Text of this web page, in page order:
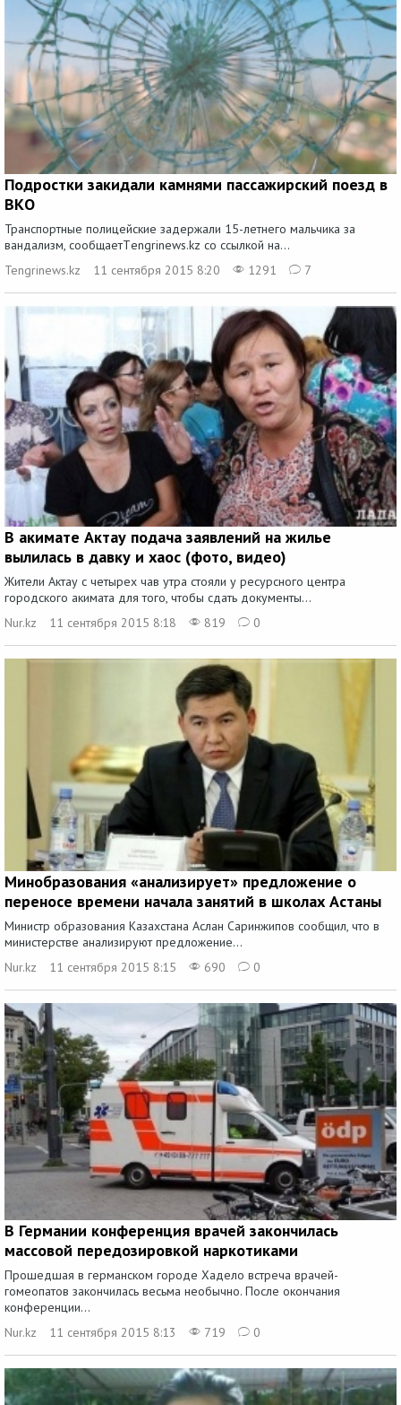
Подростки закидали камнями пассажирский поезд в
ВКО
Транспортные полицейские задержали 15-летнего мальчика за
вандализм, сообщаетТengrinews.kz со ссылкой на...
Tengrinews.kz
11 сентября 2015 8:20 1291 7
В акимате Актау подача заявлений на жилье
вылилась в давку и хаос (фото, видео)
Жители Актау с четырех чав утра стояли у ресурсного центра
городского акимата для того, чтобы сдать документы...
Nur.kz
11 сентября 2015 8:18 819 0
Минобразования «анализирует» предложение о
переносе времени начала занятий в школах Астаны
Министр образования Казахстана Аслан Саринжипов сообщил, что в
министерстве анализируют предложение...
Nur.kz
11 сентября 2015 8:15 690 0
В Германии конференция врачей закончилась
массовой передозировкой наркотиками
Прошедшая в германском городе Хадело встреча врачей-
гомеопатов закончилась весьма необычно. После окончания
конференции...
Nur.kz
11 сентября 2015 8:13 719 0